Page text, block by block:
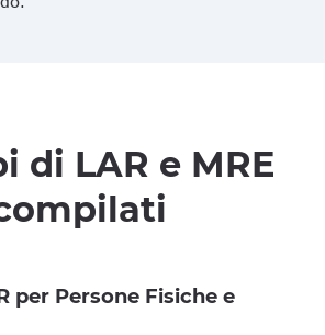
di LAR e MRE
per Persone Fisiche e